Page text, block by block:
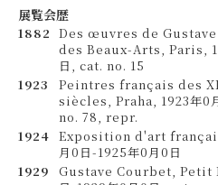
展覧会歴
1882 Des œuvres de
des Beaux-Arts, Paris,
日, cat. no. 15
1923
Peintres français des
siècles, Praha, 1923年0
no. 78, repr.
1924 Exposition d'art
月0日-1925年0月0日
1929
Gustave Courbet, Petit